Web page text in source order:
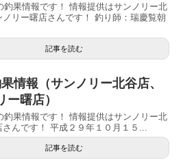
釣果情報です！ 情報提供はサンノリー北
ノリー曙店さんです！ 釣り師：瑞慶覧朝
記事を読む
情報（サンノリー北谷店、
ー曙店）
釣果情報です！ 情報提供はサンノリー北
んです！ 平成２９年１０月１５...
記事を読む